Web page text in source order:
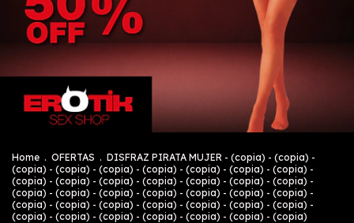
Home . OFERTAS . DISFRAZ PIRATA MUJER - (copia) - (copia) -
(copia) - (copia) - (copia) - (copia) - (copia) - (copia) - (copia) -
(copia) - (copia) - (copia) - (copia) - (copia) - (copia) - (copia) -
(copia) - (copia) - (copia) - (copia) - (copia) - (copia) - (copia) -
(copia) - (copia) - (copia) - (copia) - (copia) - (copia) - (copia) -
(copia) - (copia) - (copia) - (copia) - (copia) - (copia) - (copia)